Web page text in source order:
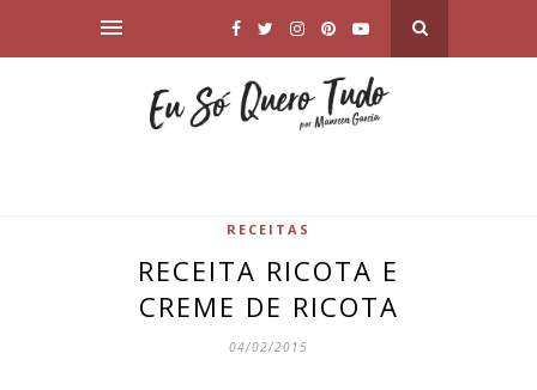
RECEITAS
RECEITA RICOTA E
CREME DE RICOTA
04/02/2015